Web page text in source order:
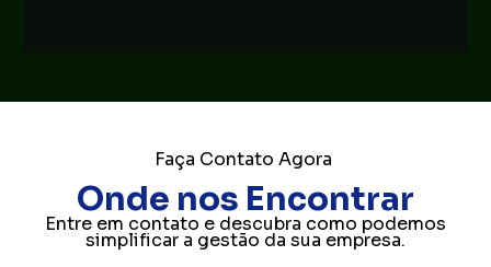
Faça Contato Agora
Onde nos Encontrar
Entre em contato e descubra como podemos
simplificar a gestão da sua empresa.